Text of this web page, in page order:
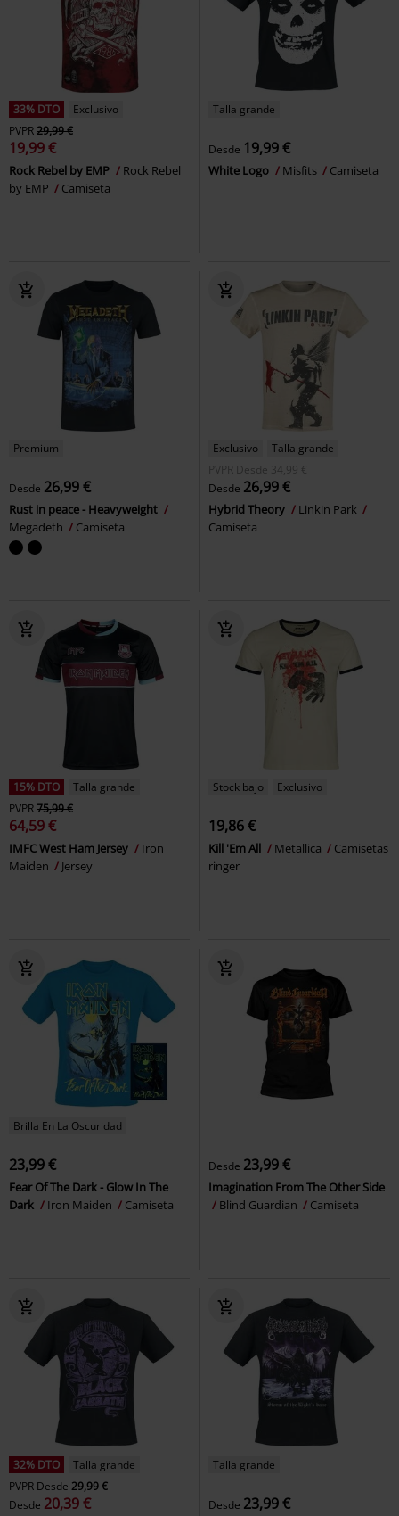
33% DTO
Exclusivo
PVPR29,99 €
19,99 €
Rock Rebel by EMP
Rock Rebel
by EMP
Camiseta
Talla grande
Desde 19,99 €
White Logo Misfits Camiseta
Premium
Desde 26,99 €
Rust in peace - Heavyweight
Megadeth
Camiseta
Exclusivo
Talla grande
PVPR
Desde 34,99 €
Desde 26,99 €
Hybrid Theory
Linkin Park
Camiseta
15% DTO
Talla grande
PVPR75,99 €
64,59 €
IMFC West Ham Jersey
Iron
Maiden
Jersey
Stock bajo Exclusivo
19,86 €
Kill 'Em All Metallica
Camisetas
ringer
Brilla En La Oscuridad
23,99 €
Fear Of The Dark - Glow In The
Dark
Iron Maiden Camiseta
Desde 23,99 €
Imagination From The Other Side
Blind Guardian
Camiseta
32% DTO
Talla grande
PVPR Desde 29,99 €
Desde 20,39 €
Talla grande
Desde 23,99 €